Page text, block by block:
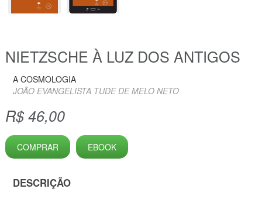
NIETZSCHE À LUZ DOS ANTIGOS
A COSMOLOGIA
JOÃO EVANGELISTA TUDE DE MELO NETO
R$ 46,00
COMPRAR EBOOK
DESCRIÇÃO